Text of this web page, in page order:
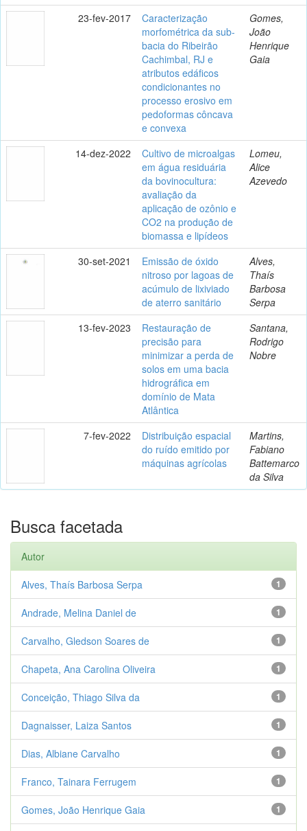
23-fev-2017
Caracterização
morfométrica da sub-
bacia do Ribeirão
Cachimbal, RJ e
atributos edáficos
condicionantes no
processo erosivo em
pedoformas côncava
e convexa
Gomes,
João
Henrique
Gaia
14-dez-2022
Cultivo de microalgas
em água residuária
da bovinocultura:
avaliação da
aplicação de ozônio e
CO2 na produção de
biomassa e lipídeos
Lomeu,
Alice
Azevedo
30-set-2021
Emissão de óxido
nitroso por lagoas de
acúmulo de lixiviado
de aterro sanitário
Alves,
Thaís
Barbosa
Serpa
13-fev-2023
Restauração de
precisão para
minimizar a perda de
solos em uma bacia
hidrográfica em
domínio de Mata
Atlântica
Santana,
Rodrigo
Nobre
7-fev-2022
Distribuição espacial
do ruído emitido por
máquinas agrícolas
Martins,
Fabiano
Battemarco
da Silva
Busca facetada
Autor
1
Alves, Thaís Barbosa Serpa
1
Andrade, Melina Daniel de
1
Carvalho, Gledson Soares de
1
Chapeta, Ana Carolina Oliveira
1
Conceição, Thiago Silva da
1
Dagnaisser, Laiza Santos
1
Dias, Albiane Carvalho
1
Franco, Tainara Ferrugem
1
Gomes, João Henrique Gaia